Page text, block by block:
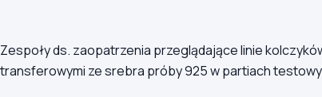
Zespoły ds. zaopatrzenia przeglądające linie
transferowymi ze srebra próby 925 w partiach